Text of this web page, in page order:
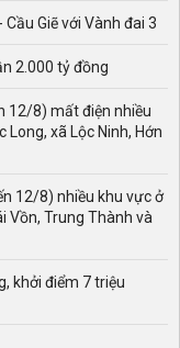
Giẽ với Vành đai 3
2.000 tỷ đồng
12/8) mất điện nhiều
xã Lộc Ninh, Hớn
12/8) nhiều khu vực ở
Vồn, Trung Thành và
khởi điểm 7 triệu